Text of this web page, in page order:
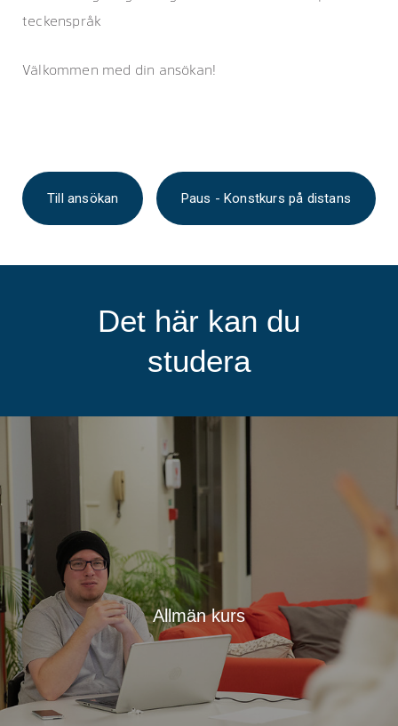
teckenspråk
Välkommen med din ansökan!
Till ansökan Paus - Konstkurs på distans
Det här kan du
studera
Allmän kurs